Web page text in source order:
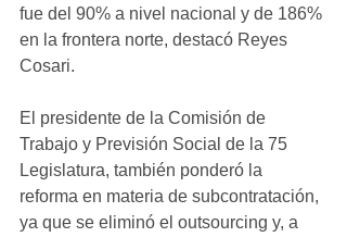
fue del 90% a nivel nacional y de 186%
en la frontera norte, destacó Reyes
Cosari.
El presidente de la Comisión de
Trabajo y Previsión Social de la 75
Legislatura, también ponderó la
reforma en materia de subcontratación,
ya que se eliminó el outsourcing y, a